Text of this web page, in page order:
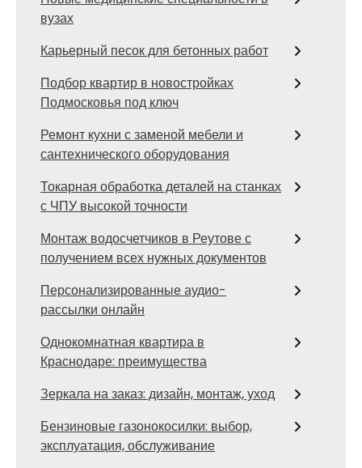
вузах
Карьерный песок для бетонных работ
Подбор квартир в новостройках
Подмосковья под ключ
Ремонт кухни с заменой мебели и
сантехнического оборудования
Токарная обработка деталей на станках
с ЧПУ высокой точности
Монтаж водосчетчиков в Реутове с
получением всех нужных документов
Персонализированные аудио-
рассылки онлайн
Однокомнатная квартира в
Краснодаре: преимущества
Зеркала на заказ: дизайн, монтаж, уход
Бензиновые газонокосилки: выбор,
эксплуатация, обслуживание